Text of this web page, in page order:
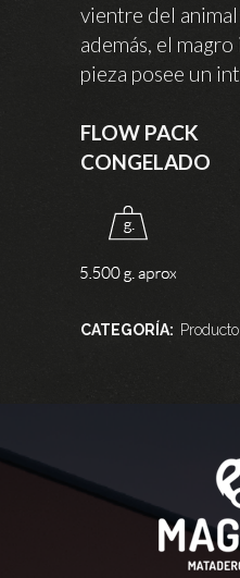
vientre del
además, el
pieza posee un
FLOW PACK
CATEGORÍA: Producto